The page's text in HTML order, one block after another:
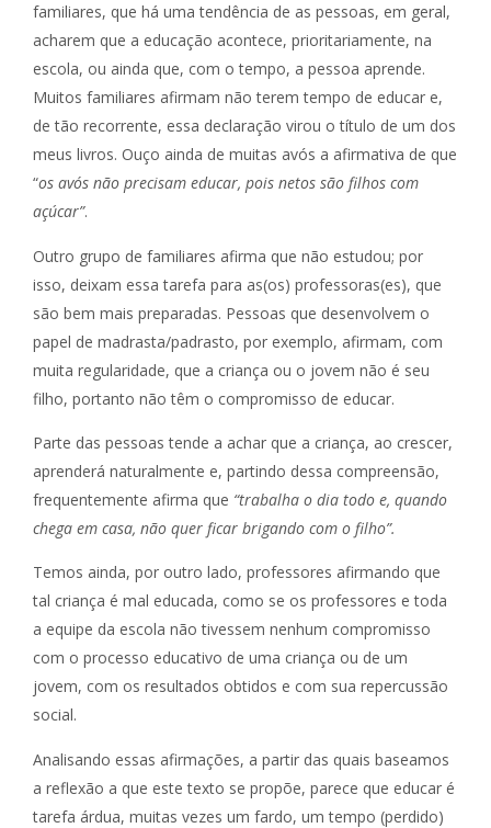
familiares, que há uma tendência de as pessoas, em geral,
acharem que a educação acontece, prioritariamente, na
escola, ou ainda que, com o tempo, a pessoa aprende.
Muitos familiares afirmam não terem tempo de educar e,
de tão recorrente, essa declaração virou o título de um dos
meus livros. Ouço ainda de muitas avós a afirmativa de que
“os avós não precisam educar, pois netos são filhos com
açúcar”.
Outro grupo de familiares afirma que não estudou; por
isso, deixam essa tarefa para as(os) professoras(es), que
são bem mais preparadas. Pessoas que desenvolvem o
papel de madrasta/padrasto, por exemplo, afirmam, com
muita regularidade, que a criança ou o jovem não é seu
filho, portanto não têm o compromisso de educar.
Parte das pessoas tende a achar que a criança, ao crescer,
aprenderá naturalmente e, partindo dessa compreensão,
frequentemente afirma que “trabalha o dia todo e, quando
chega em casa, não quer ficar brigando com o filho”.
Temos ainda, por outro lado, professores afirmando que
tal criança é mal educada, como se os professores e toda
a equipe da escola não tivessem nenhum compromisso
com o processo educativo de uma criança ou de um
jovem, com os resultados obtidos e com sua repercussão
social.
Analisando essas afirmações, a partir das quais baseamos
a reflexão a que este texto se propõe, parece que educar é
tarefa árdua, muitas vezes um fardo, um tempo (perdido)